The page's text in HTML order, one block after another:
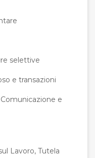
selettive
e transazioni
e
Lavoro, Tutela